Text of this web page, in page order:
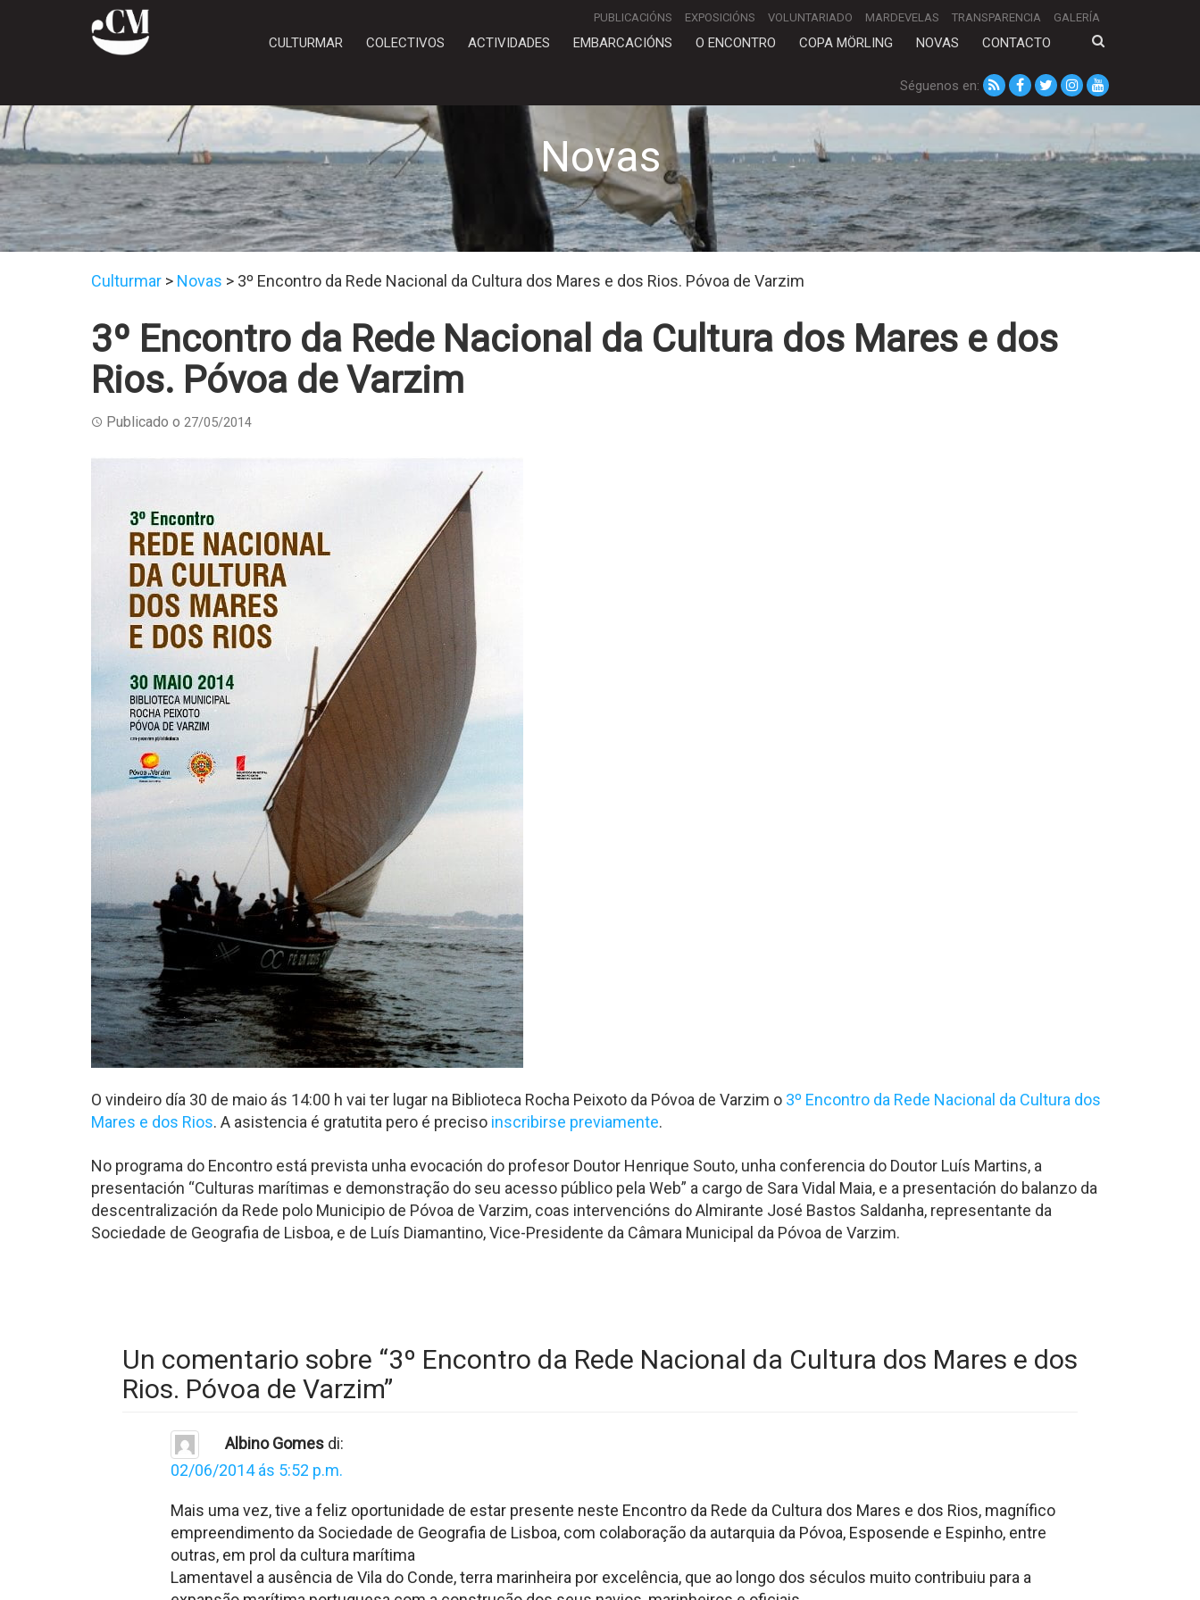
PUBLICACIÓNS EXPOSICIÓNS VOLUNTARIADO MARDEVELAS TRANSPARENCIA GALERÍA
CULTURMAR COLECTIVOS ACTIVIDADES EMBARCACIÓNS O ENCONTRO COPA MÖRLING NOVAS CONTACTO
Séguenos en:
Novas
Culturmar > Novas > 3º Encontro da Rede Nacional da Cultura dos Mares e dos Rios. Póvoa de Varzim
3º Encontro da Rede Nacional da Cultura dos Mares e dos
Rios. Póvoa de Varzim
Publicado o 27/05/2014
O vindeiro día 30 de maio ás 14:00 h vai ter lugar na Biblioteca Rocha Peixoto da Póvoa de Varzim o 3º Encontro da Rede Nacional da Cultura dos
Mares e dos Rios. A asistencia é gratutita pero é preciso inscribirse previamente.
No programa do Encontro está prevista unha evocación do profesor Doutor Henrique Souto, unha conferencia do Doutor Luís Martins, a
presentación “Culturas marítimas e demonstração do seu acesso público pela Web” a cargo de Sara Vidal Maia, e a presentación do balanzo da
descentralización da Rede polo Municipio de Póvoa de Varzim, coas intervencións do Almirante José Bastos Saldanha, representante da
Sociedade de Geografia de Lisboa, e de Luís Diamantino, Vice-Presidente da Câmara Municipal da Póvoa de Varzim.
Un comentario sobre “3º Encontro da Rede Nacional da Cultura dos Mares e dos
Rios. Póvoa de Varzim”
Albino Gomes di:
02/06/2014 ás 5:52 p.m.
Mais uma vez, tive a feliz oportunidade de estar presente neste Encontro da Rede da Cultura dos Mares e dos Rios, magnífico
empreendimento da Sociedade de Geografia de Lisboa, com colaboração da autarquia da Póvoa, Esposende e Espinho, entre
outras, em prol da cultura marítima
Lamentavel a ausência de Vila do Conde, terra marinheira por excelência, que ao longo dos séculos muito contribuiu para a